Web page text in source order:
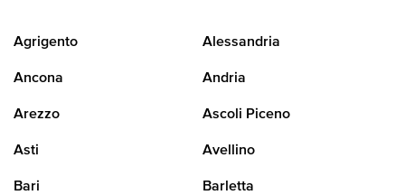
Agrigento Alessandria
Ancona Andria
Arezzo Ascoli Piceno
Asti Avellino
Bari Barletta